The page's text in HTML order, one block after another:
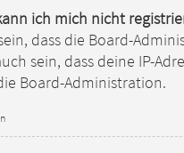
ich mich nicht
dass die Board-
sein, dass deine IP-
Board-Administration.